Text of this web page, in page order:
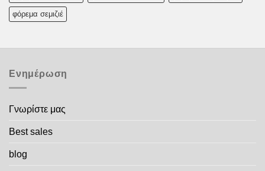
φόρεμα σεμιζιέ
Ενημέρωση
Γνωρίστε μας
Best sales
blog